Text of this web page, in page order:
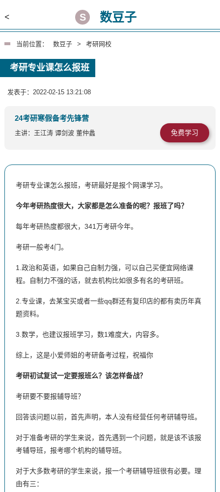
< 数豆子
当前位置： 数豆子 > 考研网校
考研专业课怎么报班
发表于：2022-02-15 13:21:08
24考研寒假备考先锋营
主讲：王江涛 谭剑波 董仲蠡 免费学习
考研专业课怎么报班，考研最好是报个网课学习。
今年考研热度很大，大家都是怎么准备的呢？报班了吗？
每年考研热度都很大，341万考研今年。
考研一般考4门。
1.政治和英语，如果自己自制力强，可以自己买便宜网络课
程。自制力不强的话，就去机构比如很多有名的考研班。
2.专业课，去某宝买或者一些qq群还有复印店的都有卖历年真
题资料。
3.数学，也建议报班学习，数1难度大，内容多。
综上，这是小爱师姐的考研备考过程，祝福你
考研初试复试一定要报班么？该怎样备战？
考研要不要报辅导班？
回答该问题以前，首先声明，本人没有经营任何考研辅导班。
对于准备考研的学生来说，首先遇到一个问题，就是该不该报
考辅导班，报考哪个机构的辅导班。
对于大多数考研的学生来说，报一个考研辅导班很有必要。理
由有三：